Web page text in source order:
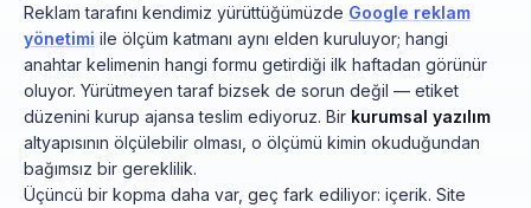
Reklam tarafını kendimiz yürüttüğümüzde Google reklam
yönetimi ile ölçüm katmanı aynı elden kuruluyor; hangi
anahtar kelimenin hangi formu getirdiği ilk haftadan görünür
oluyor. Yürütmeyen taraf bizsek de sorun değil — etiket
düzenini kurup ajansa teslim ediyoruz. Bir kurumsal yazılım
altyapısının ölçülebilir olması, o ölçümü kimin okuduğundan
bağımsız bir gereklilik.
Üçüncü bir kopma daha var, geç fark ediliyor: içerik. Site